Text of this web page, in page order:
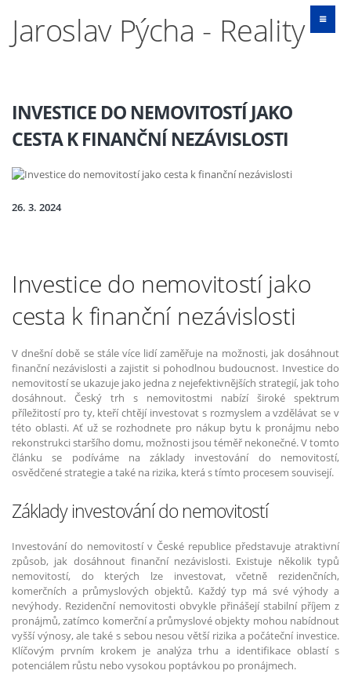
Jaroslav Pýcha - Reality
INVESTICE DO NEMOVITOSTÍ JAKO
CESTA K FINANČNÍ NEZÁVISLOSTI
26. 3. 2024
Investice do nemovitostí jako
cesta k finanční nezávislosti
V dnešní době se stále více lidí zaměřuje na možnosti, jak dosáhnout
finanční nezávislosti a zajistit si pohodlnou budoucnost. Investice do
nemovitostí se ukazuje jako jedna z nejefektivnějších strategií, jak toho
dosáhnout. Český trh s nemovitostmi nabízí široké spektrum
příležitostí pro ty, kteří chtějí investovat s rozmyslem a vzdělávat se v
této oblasti. Ať už se rozhodnete pro nákup bytu k pronájmu nebo
rekonstrukci staršího domu, možnosti jsou téměř nekonečné. V tomto
článku se podíváme na základy investování do nemovitostí,
osvědčené strategie a také na rizika, která s tímto procesem souvisejí.
Základy investování do nemovitostí
Investování do nemovitostí v České republice představuje atraktivní
způsob, jak dosáhnout finanční nezávislosti. Existuje několik typů
nemovitostí, do kterých lze investovat, včetně rezidenčních,
komerčních a průmyslových objektů. Každý typ má své výhody a
nevýhody. Rezidenční nemovitosti obvykle přinášejí stabilní příjem z
pronájmů, zatímco komerční a průmyslové objekty mohou nabídnout
vyšší výnosy, ale také s sebou nesou větší rizika a počáteční investice.
Klíčovým prvním krokem je analýza trhu a identifikace oblastí s
potenciálem růstu nebo vysokou poptávkou po pronájmech.